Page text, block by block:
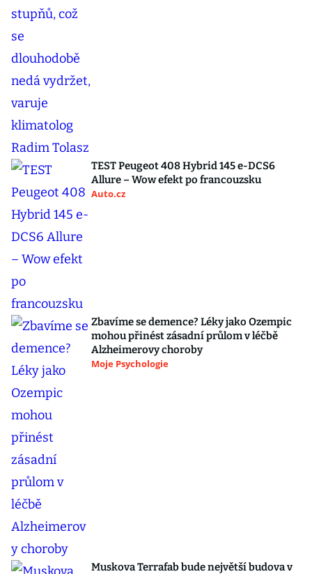
TEST Peugeot 408 Hybrid 145 e-DCS6
Allure – Wow efekt po francouzsku
Auto.cz
Zbavíme se demence? Léky jako Ozempic
mohou přinést zásadní průlom v léčbě
Alzheimerovy choroby
Moje Psychologie
Muskova Terrafab bude největší budova v